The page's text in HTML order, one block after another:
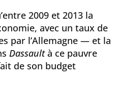
2009 et 2013 la
avec un taux de
par l’Allemagne — et la
Dassaultà ce pauvre
de son budget